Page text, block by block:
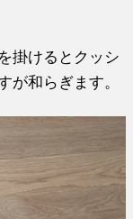
掛けるとクッシ
が和らぎます。